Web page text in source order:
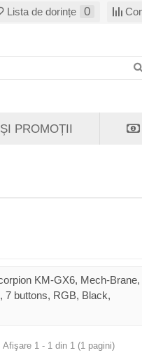
Lista de dorințe 0
PROMOȚII
KM-GX6, Mech-Brane,
7 buttons, RGB, Black,
Afişare 1 - 1 din 1 (1 pagini)